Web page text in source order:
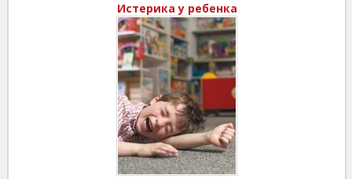
Истерика у ребенка